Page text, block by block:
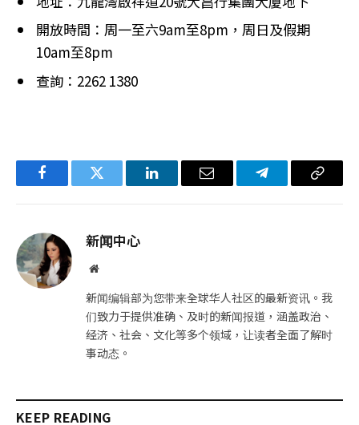
開放時間：周一至六9am至8pm，周日及假期
10am至8pm
查詢：2262 1380
FacebookTwitter LinkedIn电
Telegram复
新闻中心
网
新闻编辑部为您带来全球华人社区的最新资讯。我
们致力于提供准确、及时的新闻报道，涵盖政治、
经济、社会、文化等多个领域，让读者全面了解时
事动态。
KEEP READING